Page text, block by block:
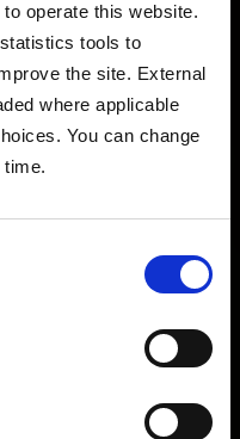
operate this website.
tools to
the site. External
where applicable
You can change
Einwilligung
über diese Website
im